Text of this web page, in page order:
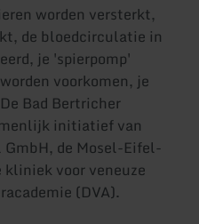
worden versterkt,
de bloedcirculatie in
je 'spierpomp'
voorkomen, je
Bad Bertricher
initiatief van
de Mosel-Eifel-
voor veneuze
(DVA).